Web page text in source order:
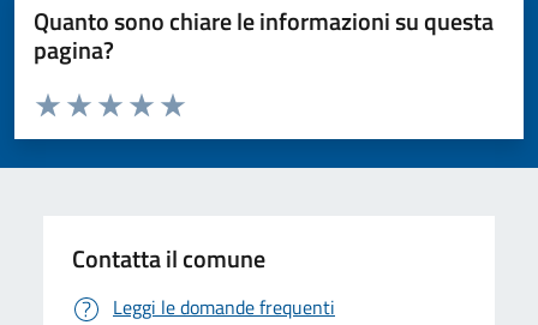
Quanto sono chiare le informazioni su questa
pagina?
Valuta da 1 a 5 stelle la pagina
Valuta 5 stelle su 5
Valuta 4 stelle su 5
Valuta 3 stelle su 5
Valuta 2 stelle su 5
Valuta 1 stelle su 5
Contatta il comune
Leggi le domande frequenti